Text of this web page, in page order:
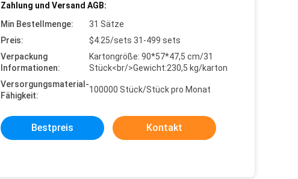
Zahlung und Versand AGB:
Min Bestellmenge:
31 Sätze
Preis:
$4.25/sets 31-499 sets
Verpackung
Informationen:
Kartongröße: 90*57*47,5 cm/31
Stück<br/>Gewicht:230,5 kg/karton
Versorgungsmaterial-
Fähigkeit:
100000 Stück/Stück pro Monat
Bestpreis Kontakt